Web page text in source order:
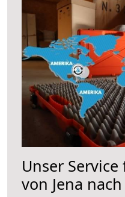
Unser
von Jena